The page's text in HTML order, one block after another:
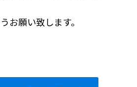
お願い致します。